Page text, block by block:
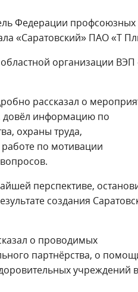
Федерации профсоюзных
«Саратовский» ПАО «Т
организации ВЭП
рассказал о
довёл информацию по
охраны труда,
по мотивации
перспективе,
создания
о проводимых
партнёрства, о
учреждений в